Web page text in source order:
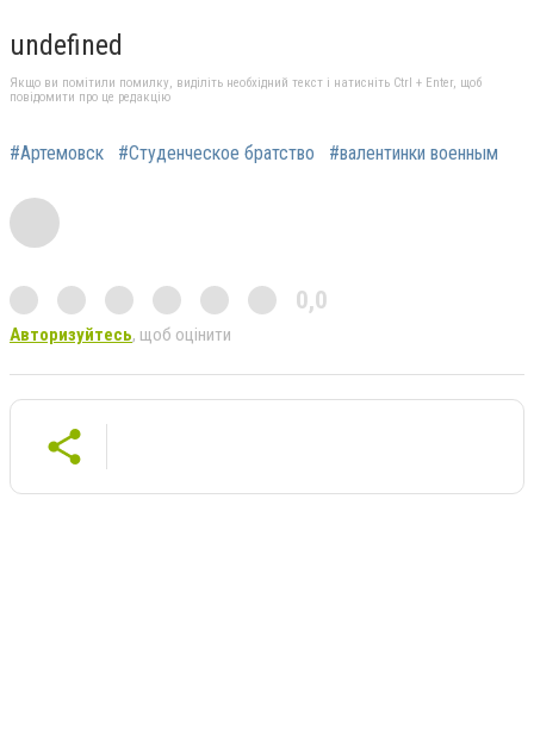
undefined
Якщо ви помітили помилку, виділіть необхідний текст і натисніть Ctrl + Enter, щоб
повідомити про це редакцію
#Артемовск #Студенческое братство #валентинки военным
0,0
Авторизуйтесь, щоб оцінити